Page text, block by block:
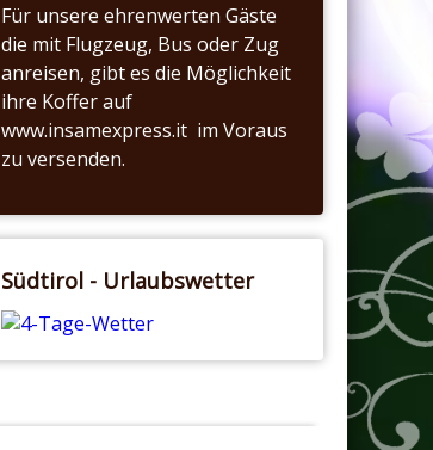
Für unsere ehrenwerten Gäste
die mit Flugzeug, Bus oder Zug
anreisen, gibt es die Möglichkeit
ihre Koffer auf
www.insamexpress.it im Voraus
zu versenden.
Südtirol - Urlaubswetter